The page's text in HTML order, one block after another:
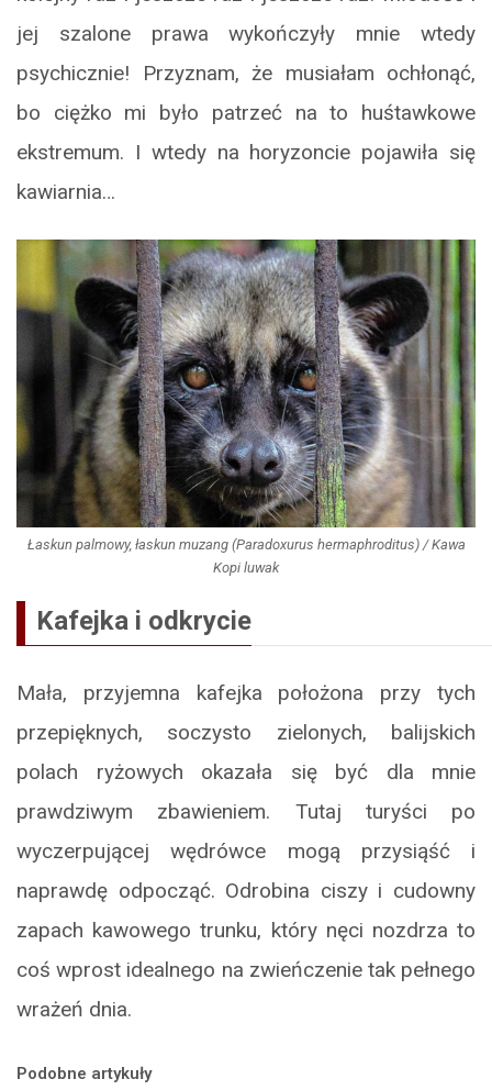
jej szalone prawa wykończyły mnie wtedy
psychicznie! Przyznam, że musiałam ochłonąć,
bo ciężko mi było patrzeć na to huśtawkowe
ekstremum. I wtedy na horyzoncie pojawiła się
kawiarnia…
Łaskun palmowy, łaskun muzang (Paradoxurus hermaphroditus) / Kawa
Kopi luwak
Kafejka i odkrycie
Mała, przyjemna kafejka położona przy tych
przepięknych, soczysto zielonych, balijskich
polach ryżowych okazała się być dla mnie
prawdziwym zbawieniem. Tutaj turyści po
wyczerpującej wędrówce mogą przysiąść i
naprawdę odpocząć. Odrobina ciszy i cudowny
zapach kawowego trunku, który nęci nozdrza to
coś wprost idealnego na zwieńczenie tak pełnego
wrażeń dnia.
Podobne artykuły